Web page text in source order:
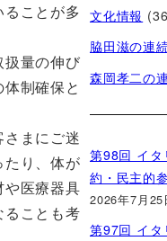
ことが多
量の伸び
制確保と
まにご迷
り、体が
医療器具
ことも考
文化情報
脇田滋の連
森岡孝二の
第98回 イタ
約・民主的
2026年7月25
第97回 イタ